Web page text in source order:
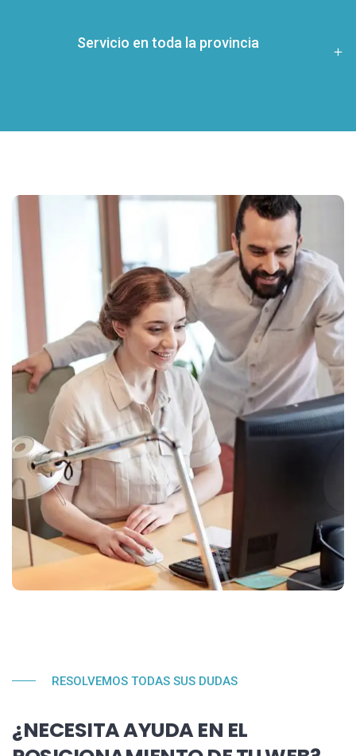
Servicio en toda la provincia
RESOLVEMOS TODAS SUS DUDAS
¿NECESITA AYUDA EN EL